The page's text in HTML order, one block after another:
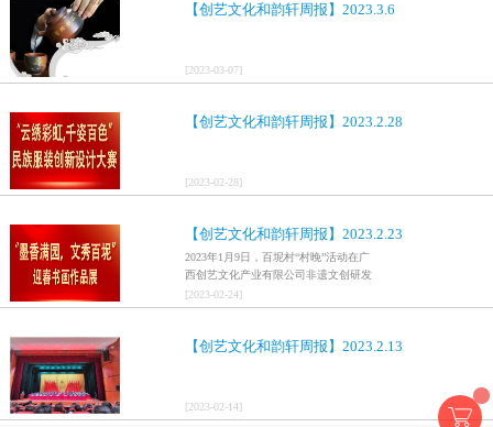
【创艺文化和韵轩周报】2023.3.6
[2023-03-07]
【创艺文化和韵轩周报】2023.2.28
[2023-02-28]
【创艺文化和韵轩周报】2023.2.23
2023年1月9日，百坭村“村晚”活动在广
西创艺文化产业有限公司非遗文创研发
基地、百色市乐业县百坭壮族织布技艺
传承创意基地正式开启，活动紧扣“启航
村特色设计舞美，突出乡村文艺新体
[2023-02-24]
【创艺文化和韵轩周报】2023.2.13
[2023-02-14]